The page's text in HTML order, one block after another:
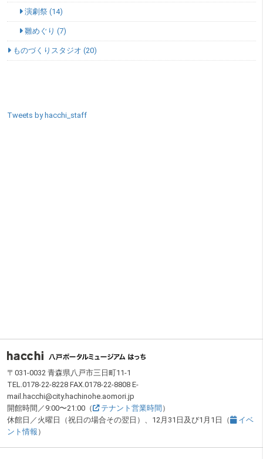
演劇祭 (14)
雛めぐり (7)
ものづくりスタジオ (20)
Tweets by hacchi_staff
フッター
〒031-0032 青森県八戸市三日町11-1
TEL.0178-22-8228 FAX.0178-22-8808 E-
mail.hacchi@city.hachinohe.aomori.jp
開館時間／9:00〜21:00（
テナント営業時間 ）
休館日／火曜日（祝日の場合その翌日）、12月31日及び1月1日（
イベ
ント情報 ）